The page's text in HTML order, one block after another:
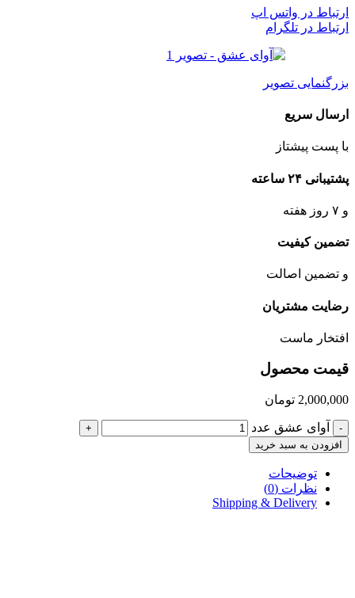
ارتباط در واتس اپ
ارتباط در تلگرام
بزرگنمایی تصویر
ارسال سریع
با پست پیشتاز
پشتیبانی ۲۴ ساعته
و ۷ روز هفته
تضمین کیفیت
و تضمین اصالت
رضایت مشتریان
افتخار ماست
قیمت محصول
2,000,000 تومان
- آوای عشق عدد
+
افزودن به سبد خرید
توضیحات
نظرات (0)
Shipping & Delivery